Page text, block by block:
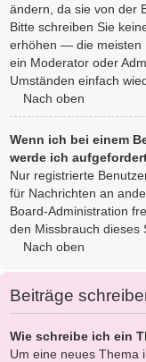
ändern, da sie von der
Bitte schreiben Sie
erhöhen — die meisten
ein Moderator oder
Umständen einfach
Nach oben
Wenn ich bei einem
werde ich
Nur registrierte
für Nachrichten an
Board-Administration
den Missbrauch dieses
Nach oben
Beiträge
Wie schreibe ich ein
Um eine neues Thema